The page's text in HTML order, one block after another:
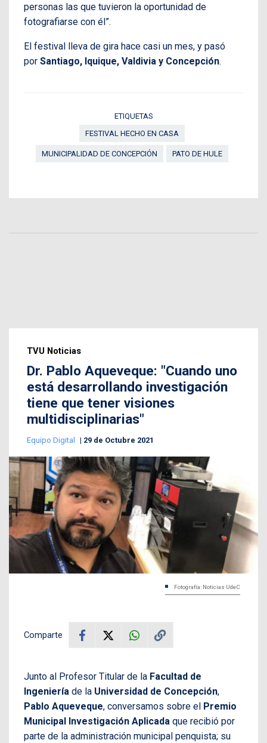
personas las que tuvieron la oportunidad de
fotografiarse con él”.
El festival lleva de gira hace casi un mes, y pasó
por Santiago, Iquique, Valdivia y Concepción.
ETIQUETAS
FESTIVAL HECHO EN CASA
MUNICIPALIDAD DE CONCEPCIÓN PATO DE HULE
TVU Noticias
Dr. Pablo Aqueveque: "Cuando uno
está desarrollando investigación
tiene que tener visiones
multidisciplinarias"
Equipo Digital 29 de Octubre 2021
Fotografía: Noticias UdeC
Comparte
Junto al Profesor Titular de la Facultad de
Ingeniería de la Universidad de Concepción,
Pablo Aqueveque, conversamos sobre el Premio
Municipal Investigación Aplicada que recibió por
parte de la administración municipal penquista; su